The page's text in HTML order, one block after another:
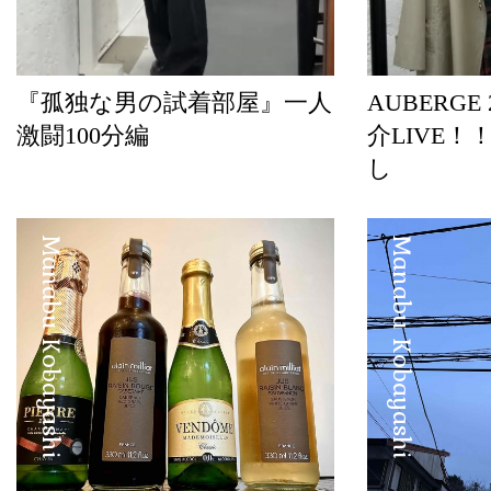
『孤独な男の試着部屋』一人
激闘100分編
AUBERGE
介LIVE！
し
Manabu Kobayashi Manabu Kobayashi